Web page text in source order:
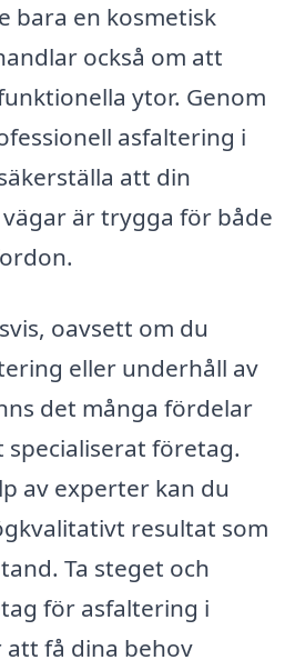
bara en kosmetisk
också om att
ytor. Genom
asfaltering i
att din
är trygga för både
oavsett om du
eller underhåll av
det många fördelar
företag.
av experter kan du
resultat som
Ta steget och
för asfaltering i
att få dina behov